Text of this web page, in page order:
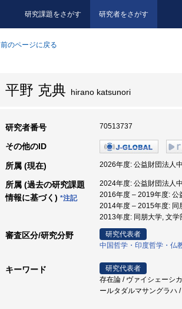
研究課題をさがす 研究者をさがす
前のページに戻る
平野 克典 hirano katsunori
研究者番号 70513737
その他のID
所属 (現在) 2026年度: 公益財団法人
所属 (過去の研究課題
情報に基づく) *注記
2024年度: 公益財団法人
2016年度 – 2019年度: 公
2014年度 – 2015年度: 同
2013年度: 同朋大学, 文学
審査区分/研究分野
研究代表者
中国哲学・印度哲学・仏
キーワード
研究代表者
存在論 / ヴァイシェーシ
ールタダルマサングラハ